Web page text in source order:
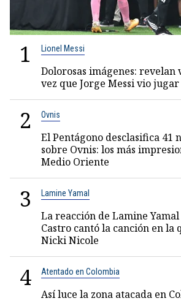
1 Lionel Messi
Dolorosas imágenes:
vez que Jorge Messi vio
2 Ovnis
El Pentágono desclasifica 41
sobre Ovnis: los más
Medio Oriente
3 Lamine Yamal
La reacción de Lamine
Castro cantó la canción en la
Nicki Nicole
4 Atentado en Colombia
Así luce la zona atacada en